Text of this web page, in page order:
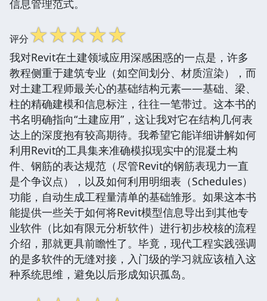
信息管理范式。
评分☆☆☆☆☆
我对Revit在土建领域应用深感困惑的一点是，许多
教程侧重于建筑专业（如空间划分、材质渲染），而
对土建工程师最关心的基础结构元素——基础、梁、
柱的精确建模和信息标注，往往一笔带过。这本书的
书名明确指向“土建应用”，这让我对它在结构几何表
达上的深度抱有较高期待。我希望它能详细讲解如何
利用Revit的工具集来准确模拟现实中的混凝土构
件、钢筋的表达规范（尽管Revit的钢筋表现力一直
是个争议点），以及如何利用明细表（Schedules）
功能，自动生成工程量清单的基础雏形。如果这本书
能提供一些关于如何将Revit模型信息导出到其他专
业软件（比如有限元分析软件）进行初步校核的流程
介绍，那就更具前瞻性了。毕竟，现代工程实践强调
的是多软件的无缝对接，入门级的学习就应该植入这
种系统思维，避免以后形成知识孤岛。